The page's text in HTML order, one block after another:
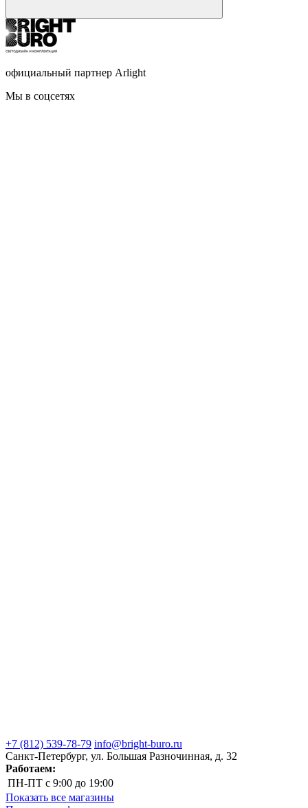
официальный партнер Arlight
Мы в соцсетях
+7 (812) 539-78-79 info@bright-buro.ru
Санкт-Петербург, ул. Большая Разночинная, д. 32
Работаем:
ПН-ПТ с 9:00 до 19:00
Показать все магазины